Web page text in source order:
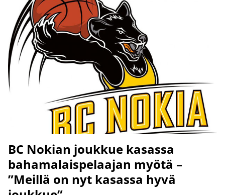
BC Nokian joukkue kasassa
bahamalaispelaajan myötä –
”Meillä on nyt kasassa hyvä